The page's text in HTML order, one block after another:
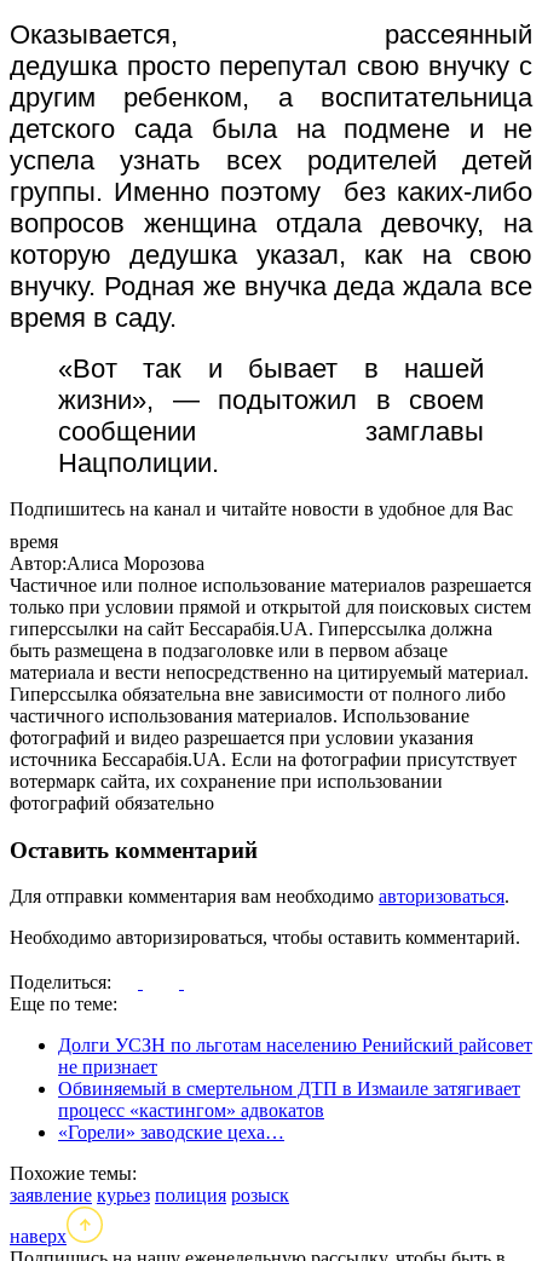
Оказывается, рассеянный
дедушка просто перепутал свою внучку с
другим ребенком, а воспитательница
детского сада была на подмене и не
успела узнать всех родителей детей
группы. Именно поэтому без каких-либо
вопросов женщина отдала девочку, на
которую дедушка указал, как на свою
внучку. Родная же внучка деда ждала все
время в саду.
«Вот так и бывает в нашей
жизни», — подытожил в своем
сообщении замглавы
Нацполиции.
Подпишитесь на канал и читайте новости в удобное для Вас
время
Автор:Алиса Морозова
Частичное или полное использование материалов разрешается
только при условии прямой и открытой для поисковых систем
гиперссылки на сайт Бессарабія.UA. Гиперссылка должна
быть размещена в подзаголовке или в первом абзаце
материала и вести непосредственно на цитируемый материал.
Гиперссылка обязательна вне зависимости от полного либо
частичного использования материалов. Использование
фотографий и видео разрешается при условии указания
источника Бессарабія.UA. Если на фотографии присутствует
вотермарк сайта, их сохранение при использовании
фотографий обязательно
Оставить комментарий
Для отправки комментария вам необходимо авторизоваться.
Необходимо авторизироваться, чтобы оставить комментарий.
Поделиться:
Еще по теме:
Долги УСЗН по льготам населению Ренийский райсовет
не признает
Обвиняемый в смертельном ДТП в Измаиле затягивает
процесс «кастингом» адвокатов
«Горели» заводские цеха…
Похожие темы:
заявление курьез полиция розыск
наверх